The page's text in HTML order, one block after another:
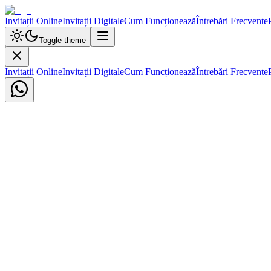
Invitații OnlineInvitații DigitaleCum FuncționeazăÎntrebări Frecvente
Toggle theme
Invitații OnlineInvitații DigitaleCum FuncționeazăÎntrebări Frecvente